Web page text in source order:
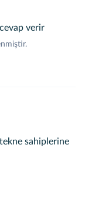
verir
sahiplerine